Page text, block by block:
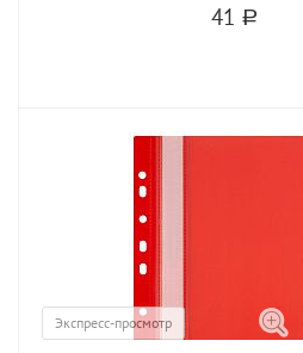
41 a
Экспресс-просмотр